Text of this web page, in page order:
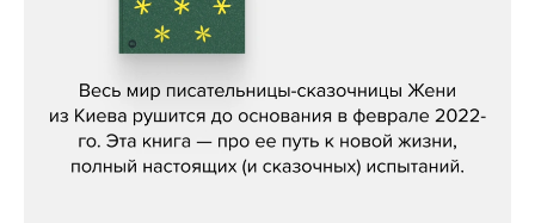
Женя Бережная, «(Не) о войне»